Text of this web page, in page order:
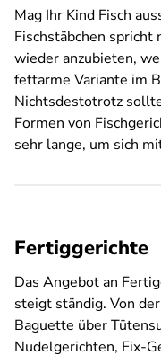
Mag Ihr Kind Fisch
Fischstäbchen spricht
wieder anzubieten,
fettarme Variante im
Nichtsdestotrotz
Formen von
sehr lange, um sich
Fertiggerichte
Das Angebot an
steigt ständig. Von
Baguette über
Nudelgerichten, Fix-